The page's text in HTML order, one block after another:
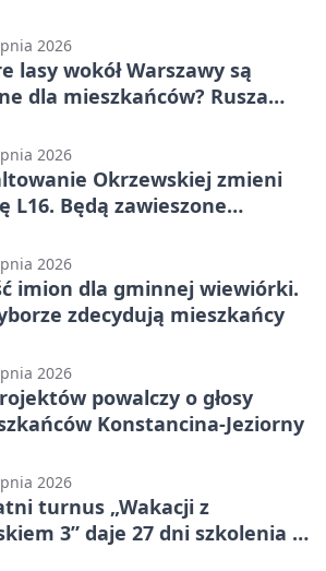
2026
lasy wokół Warszawy są
dla mieszkańców? Rusza
2026
Okrzewskiej zmieni
L16. Będą zawieszone
2026
imion dla gminnej wiewiórki.
zdecydują mieszkańcy
2026
powalczy o głosy
Konstancina-Jeziorny
2026
turnus „Wakacji z
3” daje 27 dni szkolenia i